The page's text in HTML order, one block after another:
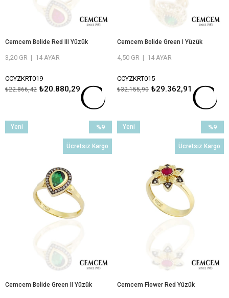
Cemcem Bolide Red III Yüzük
3,20 GR | 14 AYAR
GARANTİLİ
CCYZKRT019
₺20.880,29
₺22.866,42
Cemcem Bolide Green I Yüzük
4,50 GR | 14 AYAR
GARANTİLİ
CCYZKRT015
₺29.362,91
₺32.155,90
Cemcem Bolide Green II Yüzük
%9
İndirim
%9İndirim
Ücretsiz Kargo
Yeni
Cemcem Flower Red Yüzük
%9
İndirim
Ücretsiz Kargo
Yeni